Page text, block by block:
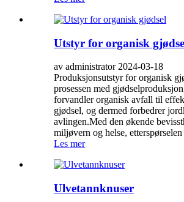
Utstyr for organisk
av administrator 2024-03-18
Produksjonsutstyr for organisk
prosessen med
forvandler organisk avfall til
gjødsel, og dermed forbedrer
avlingen.Med den økende
miljøvern og helse, etterspørselen
Les mer
Ulvetannknuser